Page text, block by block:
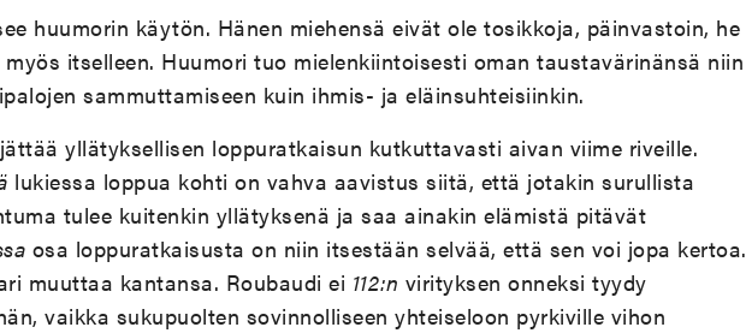
huumorin käytön. Hänen miehensä eivät ole tosikkoja, päinvastoin, he
itselleen. Huumori tuo mielenkiintoisesti oman taustavärinänsä niin
sammuttamiseen kuin ihmis- ja eläinsuhteisiinkin.
yllätyksellisen loppuratkaisun kutkuttavasti aivan viime riveille.
lukiessa loppua kohti on vahva aavistus siitä, että jotakin surullista
tulee kuitenkin yllätyksenä ja saa ainakin elämistä pitävät
osa loppuratkaisusta on niin itsestään selvää, että sen voi jopa kertoa.
muuttaa kantansa. Roubaudi ei 112:n virityksen onneksi tyydy
vaikka sukupuolten sovinnolliseen yhteiseloon pyrkiville vihon